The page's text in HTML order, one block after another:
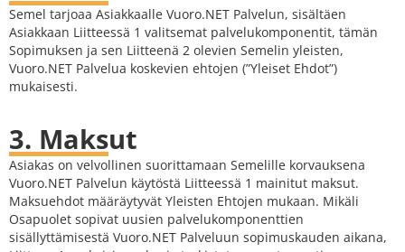
Semel tarjoaa Asiakkaalle Vuoro.NET Palvelun, sisältäen
Asiakkaan Liitteessä 1 valitsemat palvelukomponentit, tämän
Sopimuksen ja sen Liitteenä 2 olevien Semelin yleisten,
Vuoro.NET Palvelua koskevien ehtojen (”Yleiset Ehdot”)
mukaisesti.
3. Maksut
Asiakas on velvollinen suorittamaan Semelille korvauksena
Vuoro.NET Palvelun käytöstä Liitteessä 1 mainitut maksut.
Maksuehdot määräytyvät Yleisten Ehtojen mukaan. Mikäli
Osapuolet sopivat uusien palvelukomponenttien
sisällyttämisestä Vuoro.NET Palveluun sopimuskauden aikana,